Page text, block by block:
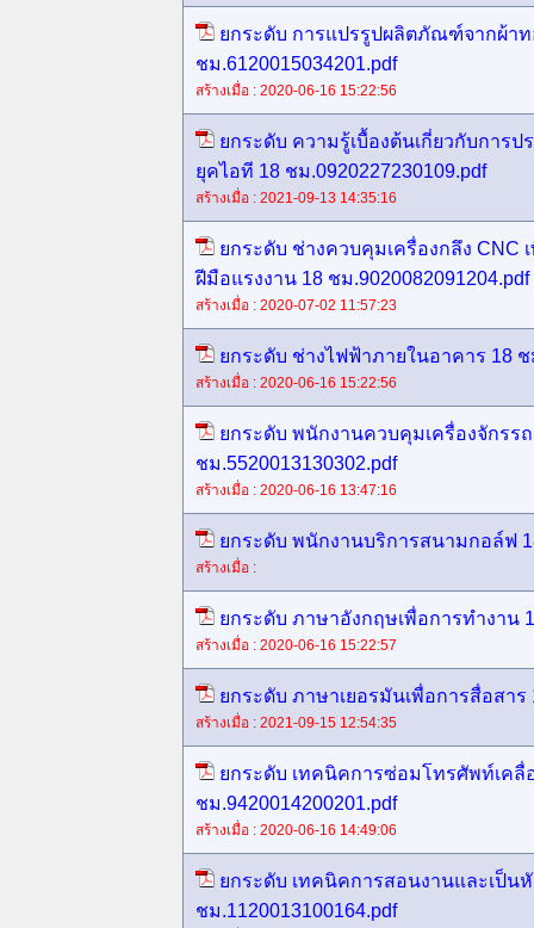
ยกระดับ การแปรรูปผลิตภัณฑ์จากผ้าท
ชม.6120015034201.pdf
สร้างเมื่อ : 2020-06-16 15:22:56
ยกระดับ ความรู้เบื้องต้นเกี่ยวกับการป
ยุคไอที 18 ชม.0920227230109.pdf
สร้างเมื่อ : 2021-09-13 14:35:16
ยกระดับ ช่างควบคุมเครื่องกลึง CNC
ฝีมือแรงงาน 18 ชม.9020082091204.pdf
สร้างเมื่อ : 2020-07-02 11:57:23
ยกระดับ ช่างไฟฟ้าภายในอาคาร 18 ช
สร้างเมื่อ : 2020-06-16 15:22:56
ยกระดับ พนักงานควบคุมเครื่องจักรร
ชม.5520013130302.pdf
สร้างเมื่อ : 2020-06-16 13:47:16
ยกระดับ พนักงานบริการสนามกอล์ฟ
สร้างเมื่อ :
ยกระดับ ภาษาอังกฤษเพื่อการทำงาน
สร้างเมื่อ : 2020-06-16 15:22:57
ยกระดับ ภาษาเยอรมันเพื่อการสื่อสาร
สร้างเมื่อ : 2021-09-15 12:54:35
ยกระดับ เทคนิคการซ่อมโทรศัพท์เคลื่
ชม.9420014200201.pdf
สร้างเมื่อ : 2020-06-16 14:49:06
ยกระดับ เทคนิคการสอนงานและเป็น
ชม.1120013100164.pdf